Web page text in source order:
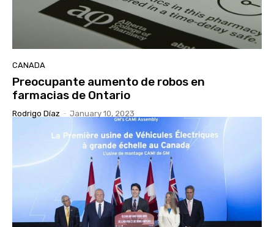
CANADA
Preocupante aumento de robos en
farmacias de Ontario
Rodrigo Díaz - January 10, 2023